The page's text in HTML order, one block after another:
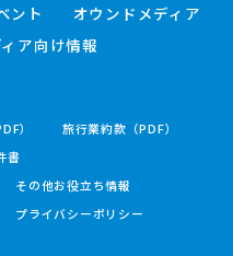
ント
オウンドメディア
ア向け情報
）
旅行業約款（PDF）
書
その他お役立ち情報
プライバシーポリシー